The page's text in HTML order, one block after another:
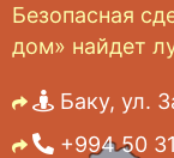
Безопасная
дом» найдет
Баку, ул.
+994 50